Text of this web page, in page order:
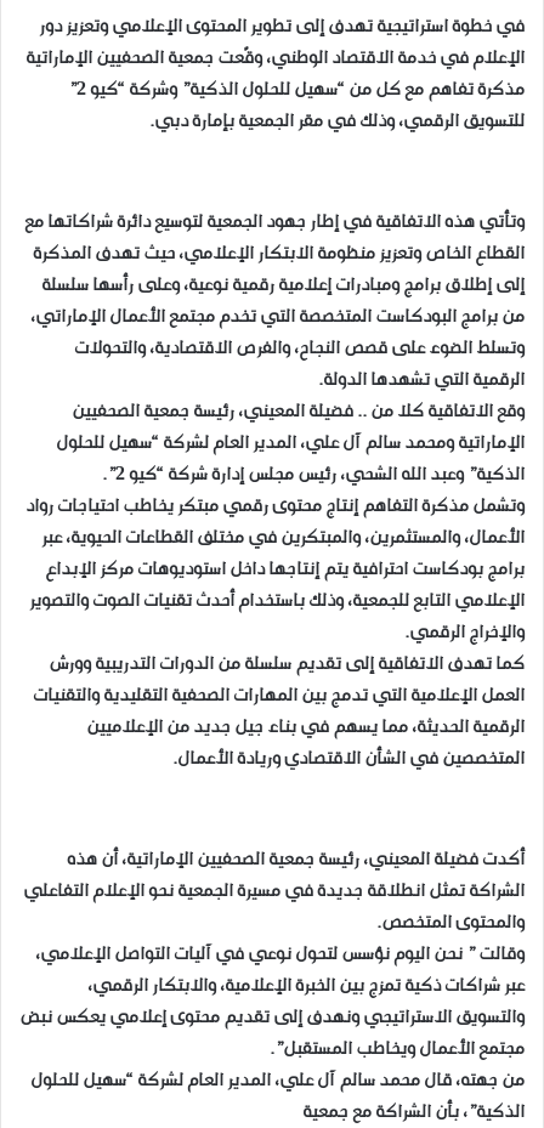
في خطوة استراتيجية تهدف إلى تطوير المحتوى الإعلامي وتعزيز دور
الإعلام في خدمة الاقتصاد الوطني، وقّعت جمعية الصحفيين الإماراتية
مذكرة تفاهم مع كل من “سهيل للحلول الذكية” وشركة “كيو 2”
للتسويق الرقمي، وذلك في مقر الجمعية بإمارة دبي.
وتأتي هذه الاتفاقية في إطار جهود الجمعية لتوسيع دائرة شراكاتها مع
القطاع الخاص وتعزيز منظومة الابتكار الإعلامي، حيث تهدف المذكرة
إلى إطلاق برامج ومبادرات إعلامية رقمية نوعية، وعلى رأسها سلسلة
من برامج البودكاست المتخصصة التي تخدم مجتمع الأعمال الإماراتي،
وتسلط الضوء على قصص النجاح، والفرص الاقتصادية، والتحولات
الرقمية التي تشهدها الدولة.
وقع الاتفاقية كلا من .. فضيلة المعيني، رئيسة جمعية الصحفيين
الإماراتية ومحمد سالم آل علي، المدير العام لشركة “سهيل للحلول
الذكية” وعبد الله الشحي، رئيس مجلس إدارة شركة “كيو 2”.
وتشمل مذكرة التفاهم إنتاج محتوى رقمي مبتكر يخاطب احتياجات رواد
الأعمال، والمستثمرين، والمبتكرين في مختلف القطاعات الحيوية، عبر
برامج بودكاست احترافية يتم إنتاجها داخل استوديوهات مركز الإبداع
الإعلامي التابع للجمعية، وذلك باستخدام أحدث تقنيات الصوت والتصوير
والإخراج الرقمي.
كما تهدف الاتفاقية إلى تقديم سلسلة من الدورات التدريبية وورش
العمل الإعلامية التي تدمج بين المهارات الصحفية التقليدية والتقنيات
الرقمية الحديثة، مما يسهم في بناء جيل جديد من الإعلاميين
المتخصصين في الشأن الاقتصادي وريادة الأعمال.
أكدت فضيلة المعيني، رئيسة جمعية الصحفيين الإماراتية، أن هذه
الشراكة تمثل انطلاقة جديدة في مسيرة الجمعية نحو الإعلام التفاعلي
والمحتوى المتخصص.
وقالت ” نحن اليوم نؤسس لتحول نوعي في آليات التواصل الإعلامي،
عبر شراكات ذكية تمزج بين الخبرة الإعلامية، والابتكار الرقمي،
والتسويق الاستراتيجي ونهدف إلى تقديم محتوى إعلامي يعكس نبض
مجتمع الأعمال ويخاطب المستقبل”.
من جهته، قال محمد سالم آل علي، المدير العام لشركة “سهيل للحلول
الذكية”، بأن الشراكة مع جمعية